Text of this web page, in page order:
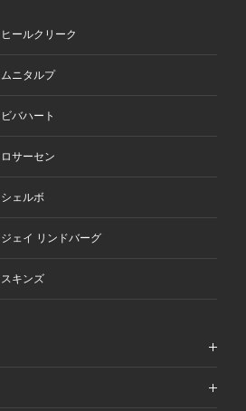
ヒールクリーク
ムニタルプ
ビバハート
ロサーセン
シェルボ
ジェイ リンドバーグ
スキンズ